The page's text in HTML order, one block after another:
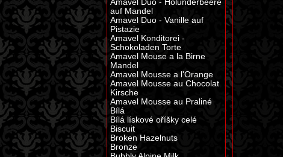
Amavel Duo - Holunderbeere
auf Mandel
Amavel Duo - Vanille auf
Pistazie
Amavel Konditorei -
Schokoladen Torte
Amavel Mouse a la Birne
Mandel
Amavel Mousse a l'Orange
Amavel Mousse au Chocolat
Kirsche
Amavel Mousse au Praliné
Bílá
Bílá lískové oříšky celé
Biscuit
Broken Hazelnuts
Bronze